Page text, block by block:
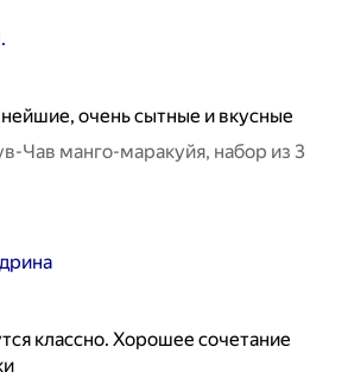
очень сытные и вкусные
Чав манго-маракуйя, набор из 3
классно. Хорошее сочетание